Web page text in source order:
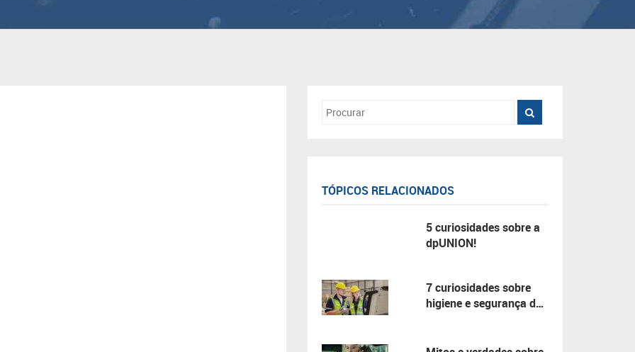
TÓPICOS RELACIONADOS
5 curiosidades sobre a
dpUNION!
7 curiosidades sobre
higiene e segurança do